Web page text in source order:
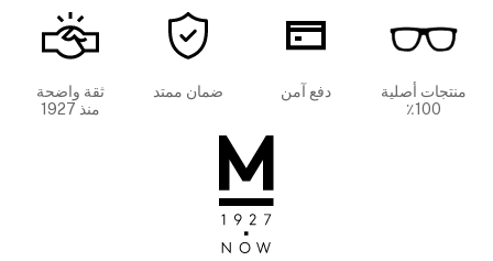
منتجات أصلية
100٪
دفع آمن ضمان ممتد
ثقة واضحة
منذ 1927